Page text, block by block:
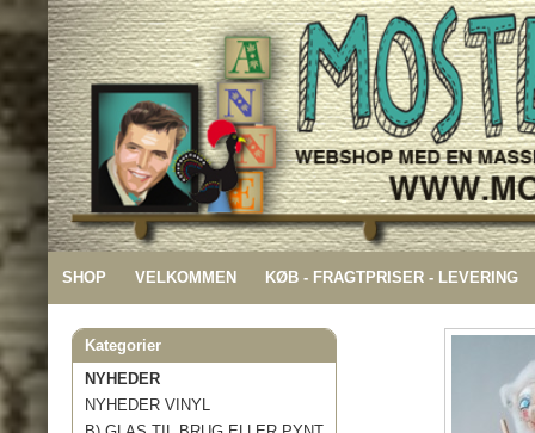
SHOP VELKOMMEN KØB - FRAGTPRISER - LEVERING
Kategorier
NYHEDER
NYHEDER VINYL